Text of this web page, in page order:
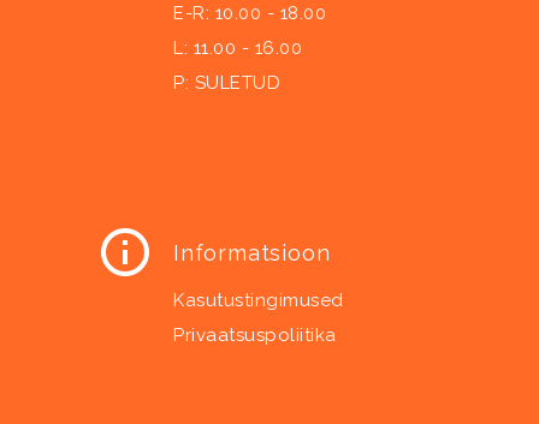
E-R: 10.00 - 18.00
L: 11.00 - 16.00
P: SULETUD
Informatsioon
Kasutustingimused
Privaatsuspoliitika